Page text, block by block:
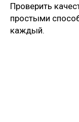
Проверить
простыми
каждый.